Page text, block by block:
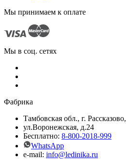
Мы принимаем к оплате
Мы в соц. сетях
Фабрика
Тамбовская обл., г. Рассказово,
ул.Воронежская, д.24
Бесплатно: 8-800-2018-999
WhatsApp
e-mail: info@ledinika.ru